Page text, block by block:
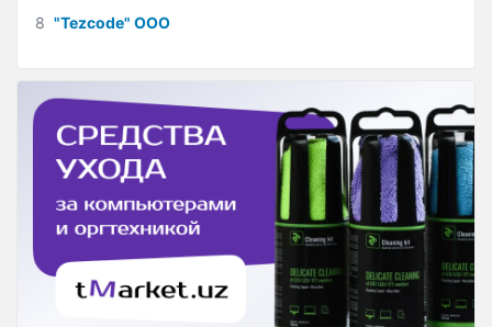
8 "Tezcode" ООО